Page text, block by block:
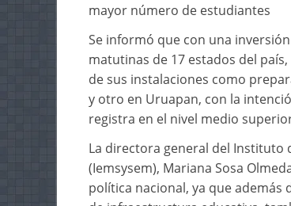
mayor número de estudiantes
Se informó que con una
matutinas de 17 estados del
de sus instalaciones como
y otro en Uruapan, con la
registra en el nivel medio
La directora general del Instituto
(Iemsysem), Mariana Sosa
política nacional, ya que